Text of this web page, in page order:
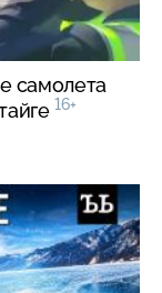
самолета
16+